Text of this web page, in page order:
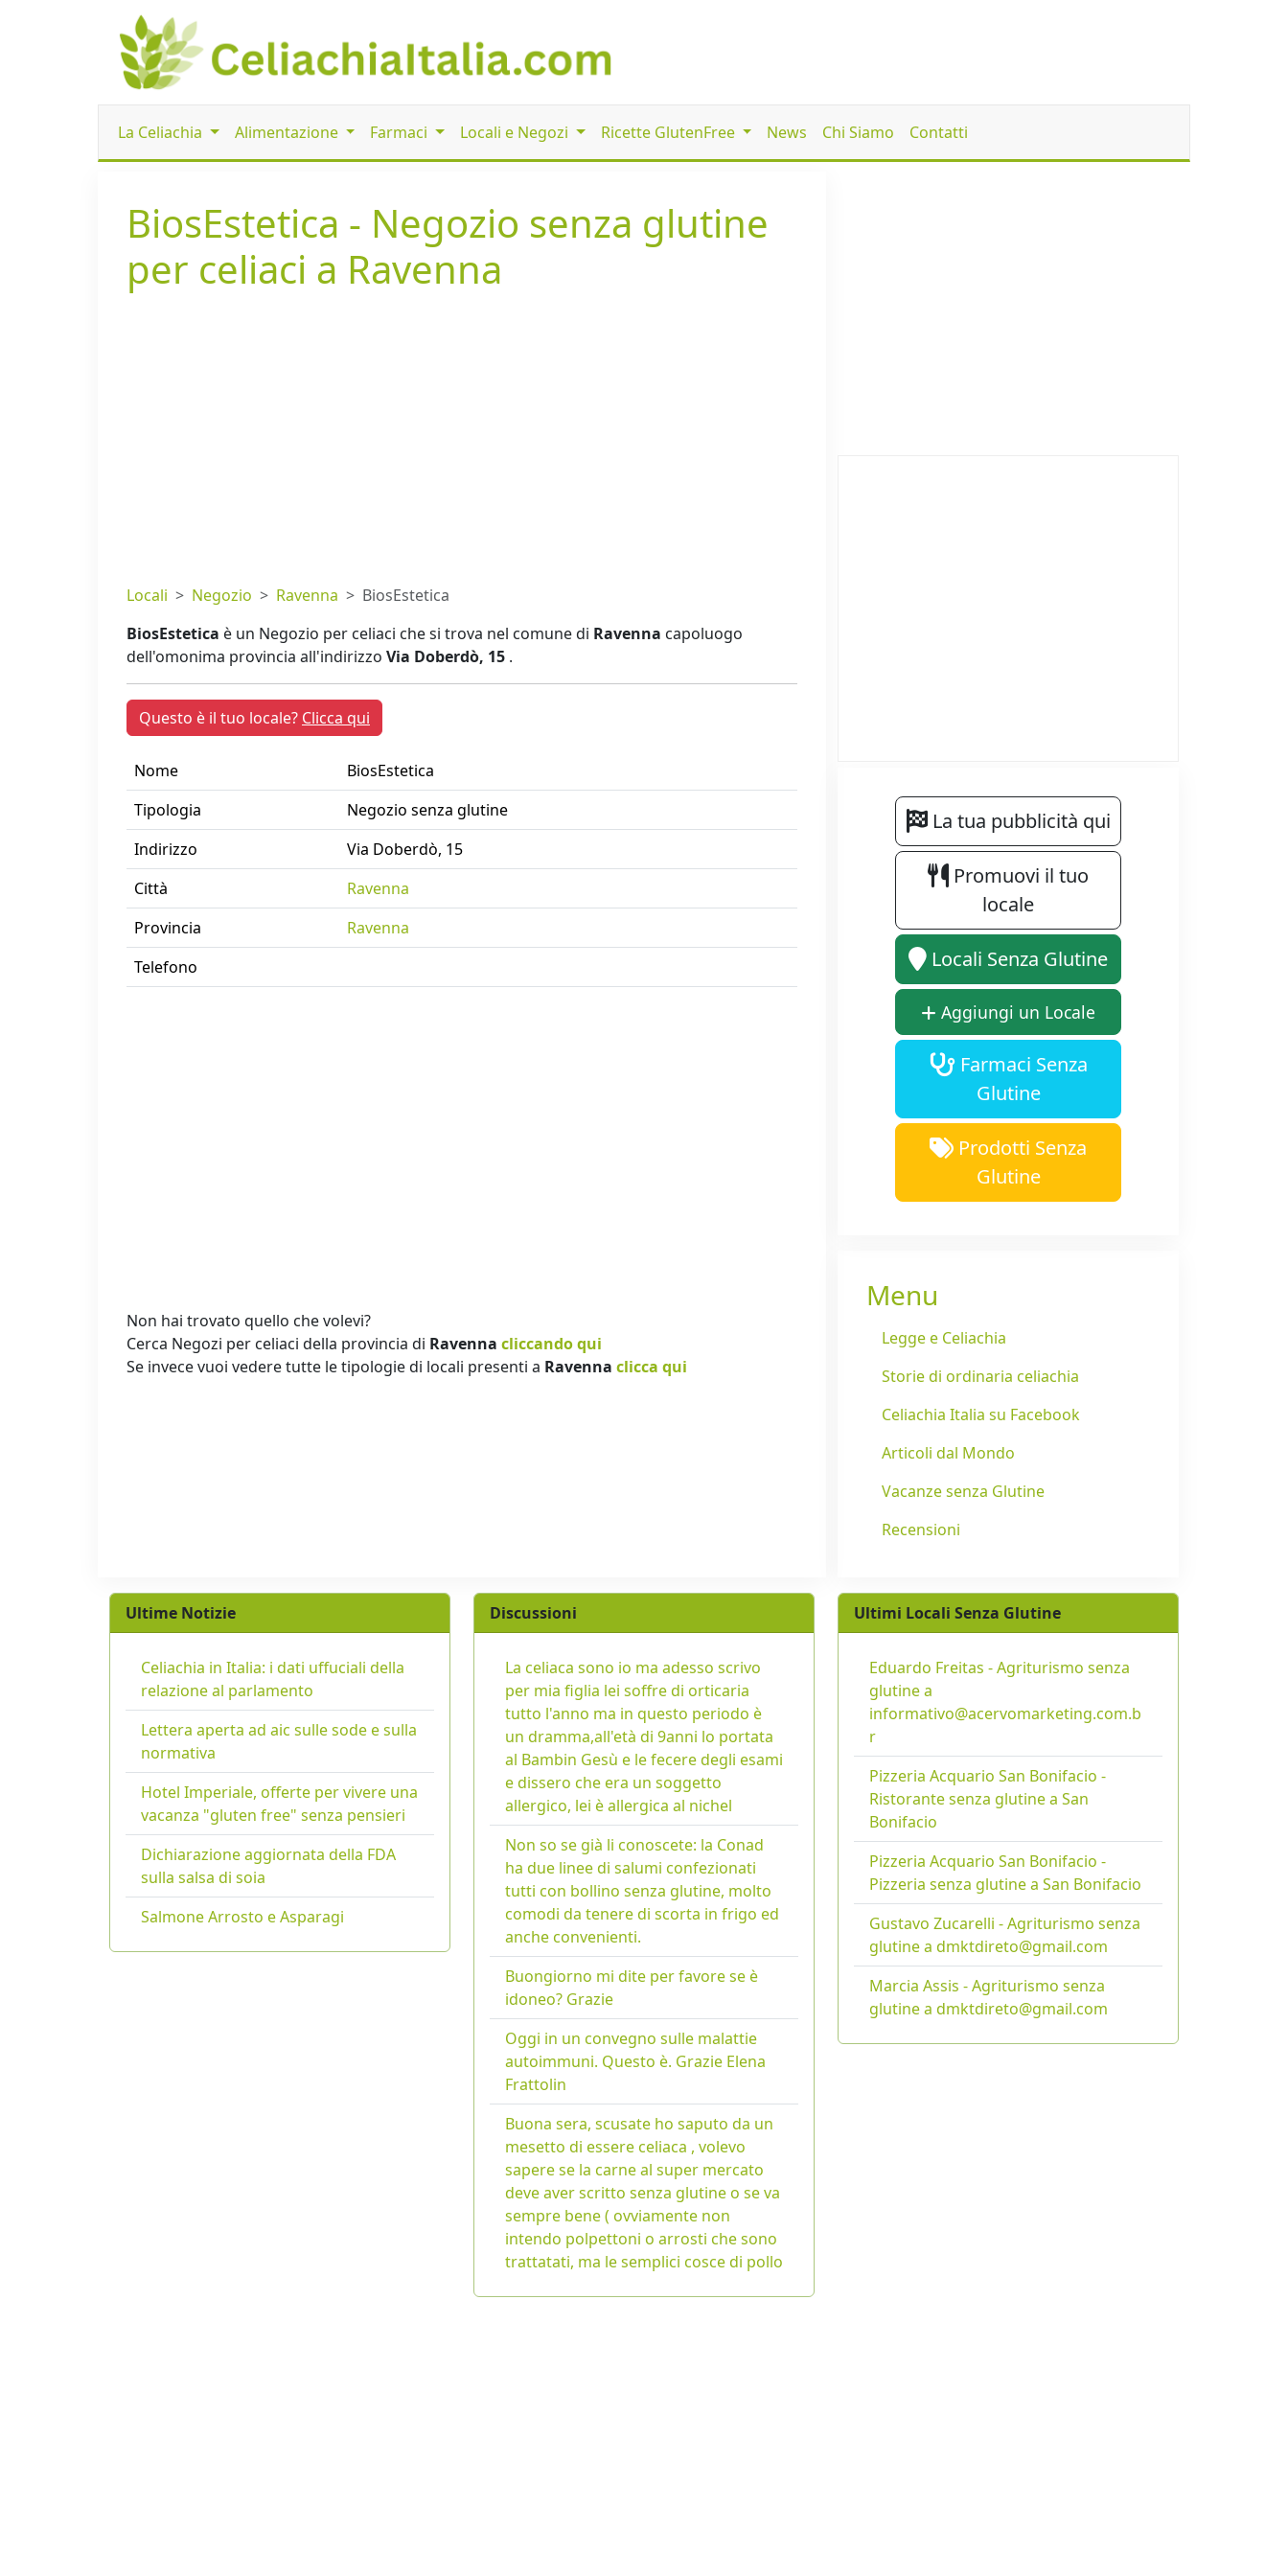
La Celiachia Alimentazione Farmaci Locali e Negozi Ricette GlutenFree News Chi Siamo Contatti
BiosEstetica - Negozio senza glutine
per celiaci a Ravenna
Locali Negozio Ravenna
BiosEstetica
BiosEstetica è un Negozio per celiaci che si trova nel comune di Ravenna capoluogo
dell'omonima provincia all'indirizzo Via Doberdò, 15 .
Questo è il tuo locale? Clicca qui
Nome
BiosEstetica
Tipologia
Negozio senza glutine
Indirizzo
Via Doberdò, 15
Città
Ravenna
Provincia
Ravenna
Telefono
Non hai trovato quello che volevi?
Cerca Negozi per celiaci della provincia di Ravenna cliccando qui
Se invece vuoi vedere tutte le tipologie di locali presenti a Ravenna clicca qui
La tua pubblicità qui
Promuovi il tuo
locale
Locali Senza Glutine
Aggiungi un Locale
Farmaci Senza
Glutine
Prodotti Senza
Glutine
Menu
Legge e Celiachia
Storie di ordinaria celiachia
Celiachia Italia su Facebook
Articoli dal Mondo
Vacanze senza Glutine
Recensioni
Ultime Notizie
Celiachia in Italia: i dati uffuciali della
relazione al parlamento
Lettera aperta ad aic sulle sode e sulla
normativa
Hotel Imperiale, offerte per vivere una
vacanza "gluten free" senza pensieri
Dichiarazione aggiornata della FDA
sulla salsa di soia
Salmone Arrosto e Asparagi
Discussioni
La celiaca sono io ma adesso scrivo
per mia figlia lei soffre di orticaria
tutto l'anno ma in questo periodo è
un dramma,all'età di 9anni lo portata
al Bambin Gesù e le fecere degli esami
e dissero che era un soggetto
allergico, lei è allergica al nichel
Non so se già li conoscete: la Conad
ha due linee di salumi confezionati
tutti con bollino senza glutine, molto
comodi da tenere di scorta in frigo ed
anche convenienti.
Buongiorno mi dite per favore se è
idoneo? Grazie
Oggi in un convegno sulle malattie
autoimmuni. Questo è. Grazie Elena
Frattolin
Buona sera, scusate ho saputo da un
mesetto di essere celiaca , volevo
sapere se la carne al super mercato
deve aver scritto senza glutine o se va
sempre bene ( ovviamente non
intendo polpettoni o arrosti che sono
trattatati, ma le semplici cosce di pollo
Ultimi Locali Senza Glutine
Eduardo Freitas - Agriturismo senza
glutine a
informativo@acervomarketing.com.b
r
Pizzeria Acquario San Bonifacio -
Ristorante senza glutine a San
Bonifacio
Pizzeria Acquario San Bonifacio -
Pizzeria senza glutine a San Bonifacio
Gustavo Zucarelli - Agriturismo senza
glutine a dmktdireto@gmail.com
Marcia Assis - Agriturismo senza
glutine a dmktdireto@gmail.com